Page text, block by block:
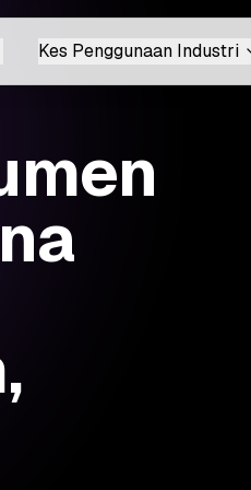
Kes Penggunaan Industri